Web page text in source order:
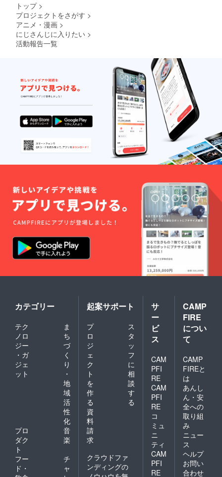
トップ >
プロジェクトをさがす >
アニメ・漫画 >
にじさんじに入りたい >
活動報告一覧
カテゴリー
テク
ノロ
ジー
・ガ
ジェ
ット
ま
ち
づ
く
り
・
地
域
活
性
化
プロ
ダク
ト
音
楽
フー
ド・
チ
ャ
起案サポート
プ
ロ
ジ
ェ
ク
ト
を
作
る
ス
タ
ッ
フ
に
相
談
す
る
資
料
請
求
クラウドファ
ンディングの
サ
ー
ビ
ス
CAM
PFI
RE
CAM
PFI
RE
コ
ミュ
ニ
ティ
CAM
PFI
RE
CAMP
FIRE
につい
て
CAMP
FIREと
は
あんし
ん・安
全への
取り組
み
ニュー
ス
ヘルプ
お問い
合わせ